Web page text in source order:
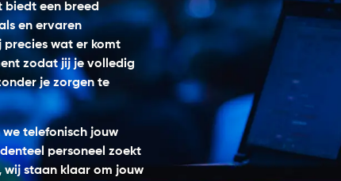
biedt een breed
en ervaren
wat er komt
zodat jij je volledig
je zorgen te
telefonisch jouw
personeel zoekt
wij staan klaar om jouw